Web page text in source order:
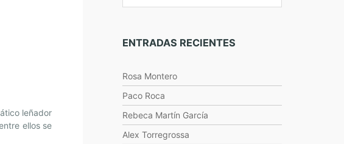
leñador
ellos se
ENTRADAS RECIENTES
Rosa Montero
Paco Roca
Rebeca Martín García
Alex Torregrossa